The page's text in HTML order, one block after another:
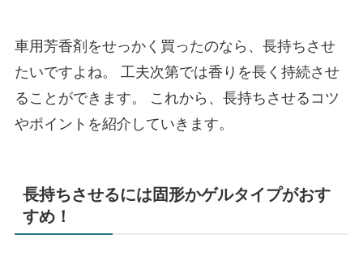
車用芳香剤をせっかく買ったのなら、長持ちさせ
たいですよね。 工夫次第では香りを長く持続させ
ることができます。 これから、長持ちさせるコツ
やポイントを紹介していきます。
長持ちさせるには固形かゲルタイプがおす
すめ！